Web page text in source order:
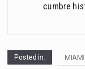
cumbre
Posted in: